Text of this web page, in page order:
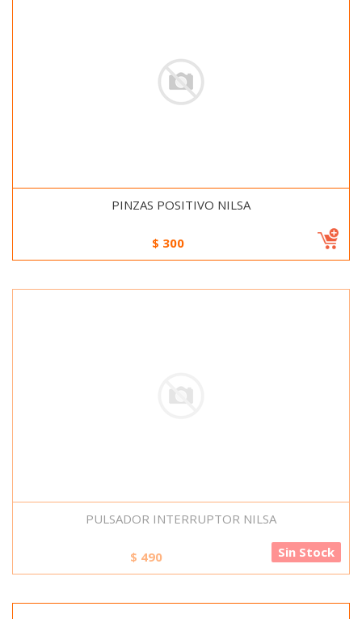
PINZAS POSITIVO NILSA
$ 300
PULSADOR INTERRUPTOR NILSA
$ 490 Sin Stock